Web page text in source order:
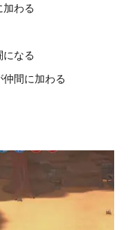
加わる
になる
間に加わる